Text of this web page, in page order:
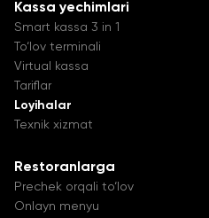
Kassa yechimlari
Smart kassa 3 in 1
To‘lov terminali
Virtual kassa
Tariflar
Loyihalar
Texnik xizmat
Restoranlarga
Prechek orqali to‘lov
Onlayn menyu